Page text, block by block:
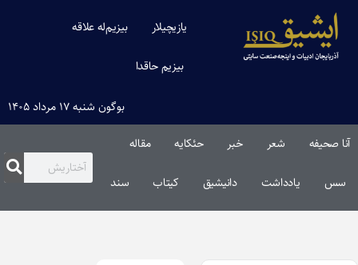
یازیچیلار بیزیم‌له علاقه
بیزیم حاقدا
بوگون شنبه ۱۷ مرداد ۱۴۰۵
آنا صحیفه شعر خبر حئکایه مقاله‌
سس یادداشت دانیشیق کیتاب سند